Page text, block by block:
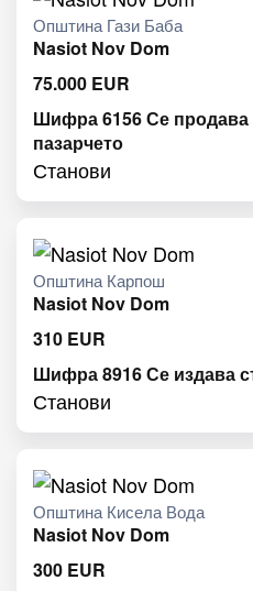
Општина Гази Баба
Nasiot Nov Dom
75.000 EUR
Шифра 6156 Се продава
пазарчето
Станови
Општина Карпош
Nasiot Nov Dom
310 EUR
Шифра 8916 Се издава
Станови
Општина Кисела Вода
Nasiot Nov Dom
300 EUR